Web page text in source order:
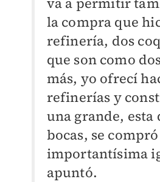
la compra que
refinería, dos
que son como
más, yo ofrecí
refinerías y
una grande, esta
bocas, se
importantísima
apuntó.